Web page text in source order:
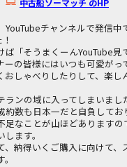
中古船ソーマッチ のHP
YouTubeチャンネルで発信中
ば「そうまくーんYouTube見
ーの皆様にはいつも可愛がっ
おしゃべりしたりして、楽し
ランの域に入ってしまいまし
約数も日本一だと自負してお
足なことが山ほどありますの
ます。
、納得いくご購入に向けて、